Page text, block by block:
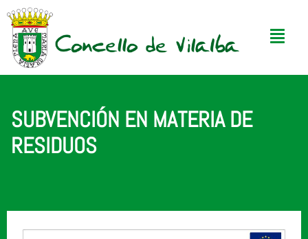
SUBVENCIÓN EN MATERIA DE
RESIDUOS